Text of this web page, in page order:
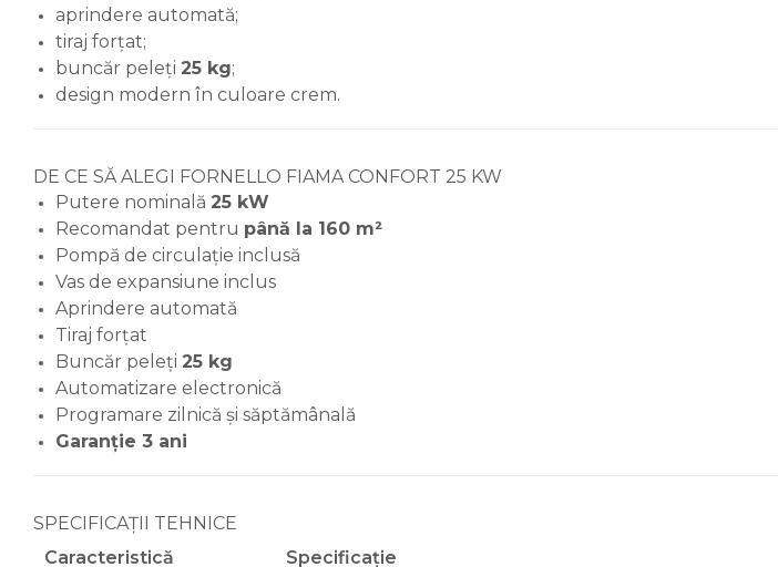
hidrofor
Accesorii montaj vase de
expansiune
Accesorii
Cleme de fixare si coliere
Accesorii de montaj
Substante intretinere
instalatii
Accesorii instalatii termice
Distribuitoare
Filtre apa
Baterii sanitare
Filtre apa potabila
aprindere automată;
tiraj forțat;
buncăr peleți 25 kg;
design modern în culoare crem.
DE CE SĂ ALEGI FORNELLO FIAMA CONFORT 25 KW
Putere nominală 25 kW
Recomandat pentru până la 160 m²
Pompă de circulație inclusă
Vas de expansiune inclus
Aprindere automată
Tiraj forțat
Buncăr peleți 25 kg
Automatizare electronică
Programare zilnică și săptămânală
Garanție 3 ani
SPECIFICAȚII TEHNICE
Caracteristică
Specificație